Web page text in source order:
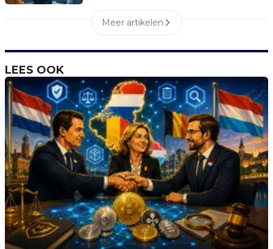
Meer artikelen
LEES OOK